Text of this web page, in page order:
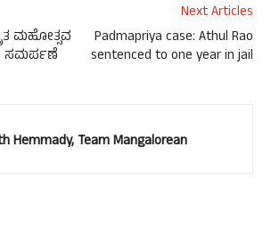
ಮಹೋತ್ಸವ
ಸಮರ್ಪಣೆ
Next Articles
Padmapriya case: Athul Rao
sentenced to one year in jail
Hemmady, Team Mangalorean